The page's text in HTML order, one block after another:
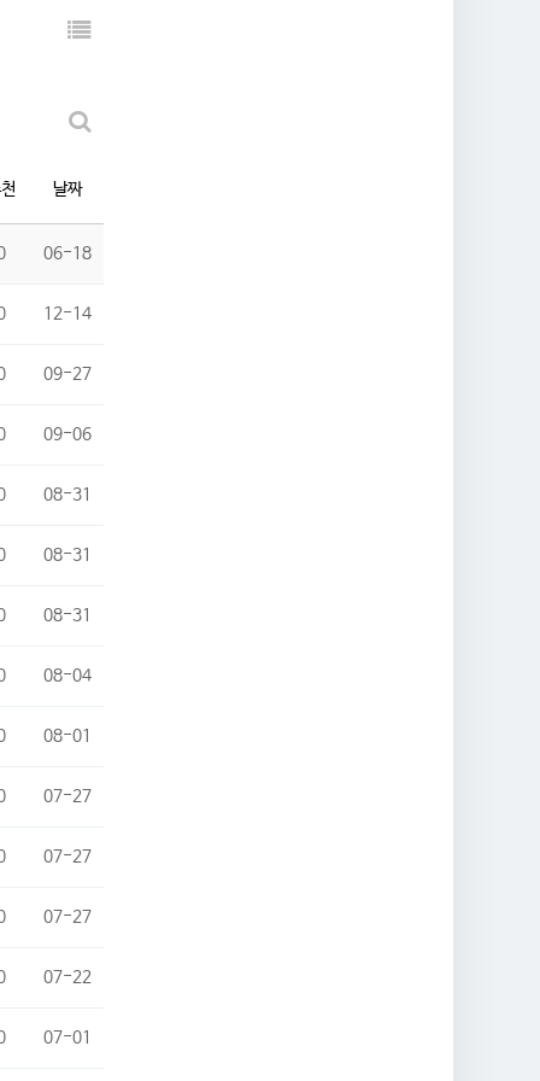
날짜
06-18
12-14
09-27
09-06
08-31
08-31
08-31
08-04
08-01
07-27
07-27
07-27
07-22
07-01